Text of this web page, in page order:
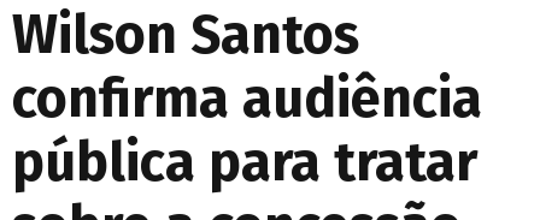
Wilson Santos
confirma audiência
pública para tratar